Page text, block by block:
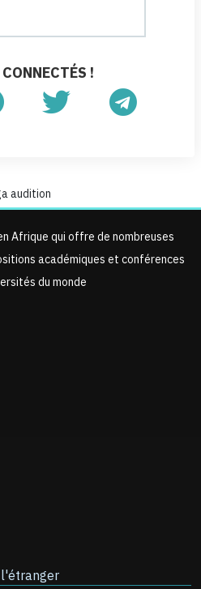
!
audition
Afrique qui offre de nombreuses
académiques et conférences
du monde